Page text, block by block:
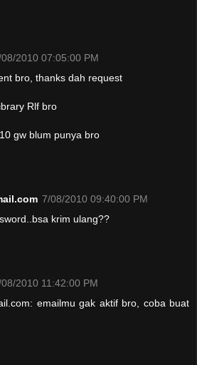
2010 07:05:00 PM
bro, thanks dah request
Rlf bro
gw blum punya bro
7/08/2010 09:40:00 PM
krim ulang??
2010 11:42:00 PM
emailmu gak aktif bro, coba buat